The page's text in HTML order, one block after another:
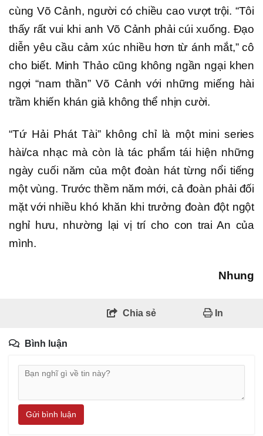
cùng Võ Cảnh, người có chiều cao vượt trội. “Tôi
thấy rất vui khi anh Võ Cảnh phải cúi xuống. Đạo
diễn yêu cầu cảm xúc nhiều hơn từ ánh mắt,” cô
cho biết. Minh Thảo cũng không ngần ngại khen
ngợi “nam thần” Võ Cảnh với những miếng hài
trầm khiến khán giả không thể nhịn cười.
“Tứ Hải Phát Tài” không chỉ là một mini series
hài/ca nhạc mà còn là tác phẩm tái hiện những
ngày cuối năm của một đoàn hát từng nổi tiếng
một vùng. Trước thềm năm mới, cả đoàn phải đối
mặt với nhiều khó khăn khi trưởng đoàn đột ngột
nghỉ hưu, nhường lại vị trí cho con trai An của
mình.
Nhung
Chia sẻ In
Bình luận
Gửi bình luận